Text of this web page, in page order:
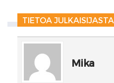
TIETOA JULKAISIJASTA
Mika